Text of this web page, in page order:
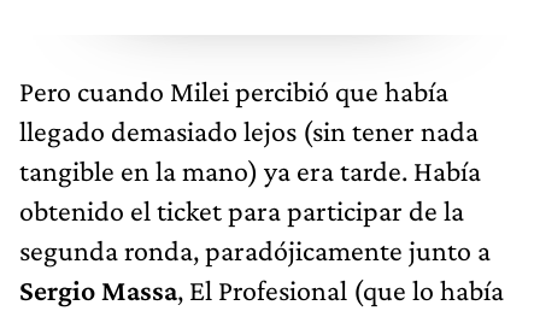
Pero cuando Milei percibió que había
llegado demasiado lejos (sin tener nada
tangible en la mano) ya era tarde. Había
obtenido el ticket para participar de la
segunda ronda, paradójicamente junto a
Sergio Massa, El Profesional (que lo había